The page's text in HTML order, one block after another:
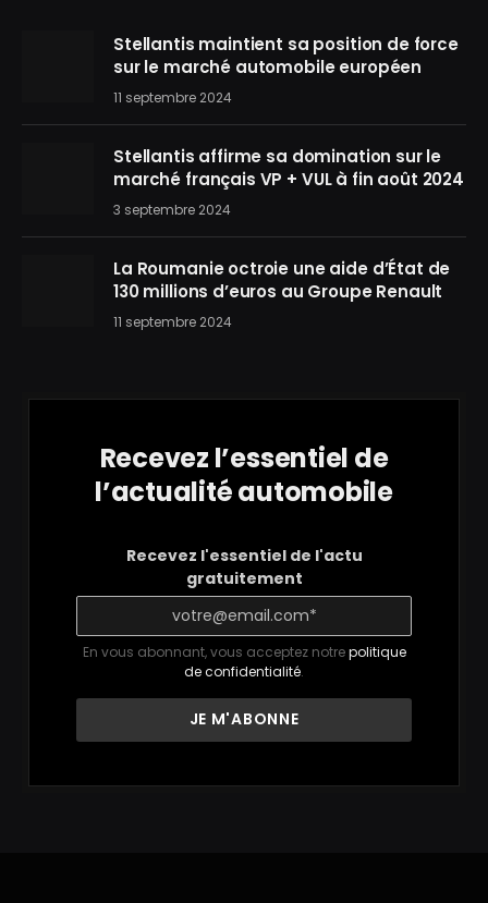
Stellantis maintient sa position de force
sur le marché automobile européen
11 septembre 2024
Stellantis affirme sa domination sur le
marché français VP + VUL à fin août 2024
3 septembre 2024
La Roumanie octroie une aide d’État de
130 millions d’euros au Groupe Renault
11 septembre 2024
Recevez l’essentiel de
l’actualité automobile
Recevez l'essentiel de l'actu
gratuitement
En vous abonnant, vous acceptez notrepolitique
de confidentialité.